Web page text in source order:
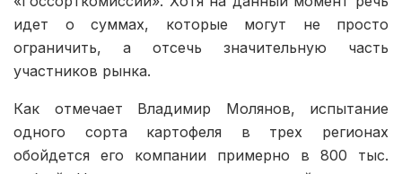
идет о суммах, которые могут не просто
ограничить, а отсечь значительную часть
участников рынка.
Как отмечает Владимир Молянов, испытание
одного сорта картофеля в трех регионах
обойдется его компании примерно в 800 тыс.